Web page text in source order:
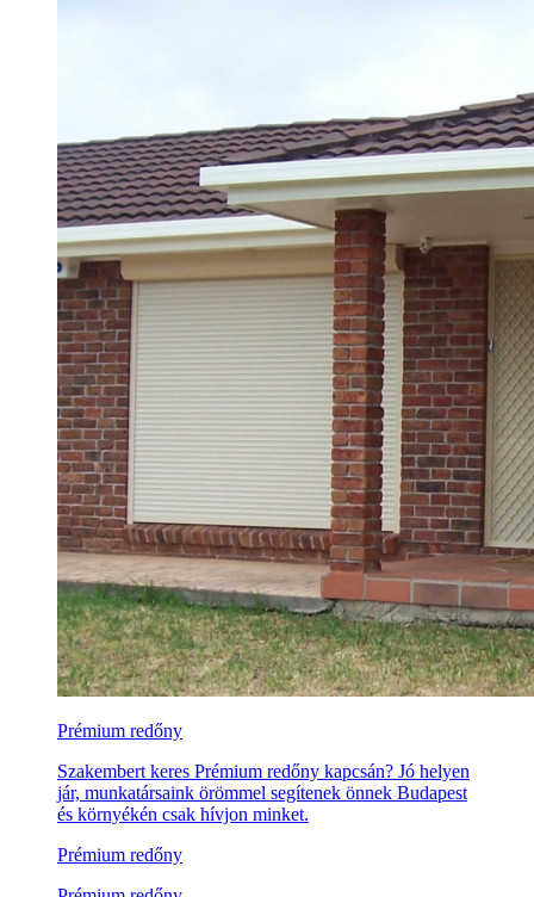
Prémium redőny
Szakembert keres Prémium redőny kapcsán? Jó helyen
jár, munkatársaink örömmel segítenek önnek Budapest
és környékén csak hívjon minket.
Prémium redőny